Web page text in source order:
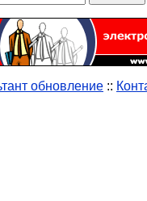
обновление ::